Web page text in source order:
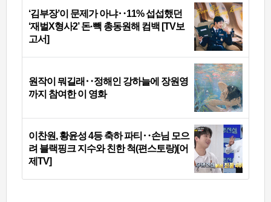
‘김부장’이 문제가 아냐‥11% 섭섭했던
‘재벌X형사2’ 돈·빽 총동원해 컴백 [TV보
고서]
원작이 뭐길래‥정해인 강하늘에 장원영
까지 참여한 이 영화
이찬원, 황윤성 4등 축하 파티‥손님 모으
려 블랙핑크 지수와 친한 척(편스토랑)[어
제TV]